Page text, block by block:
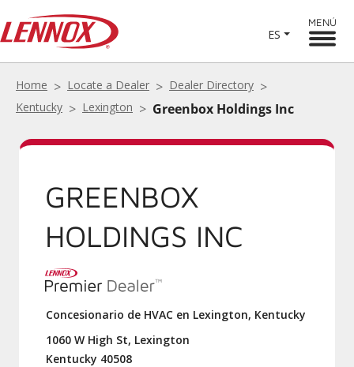
ES
MENÚ
Home Locate a Dealer
Dealer Directory
Kentucky
Lexington Greenbox Holdings Inc
GREENBOX
HOLDINGS INC
Concesionario de HVAC en Lexington, Kentucky
1060 W High St, Lexington
Kentucky 40508